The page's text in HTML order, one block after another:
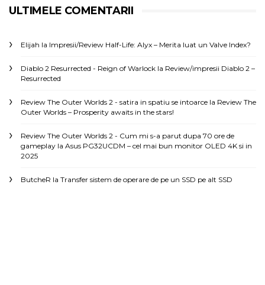
ULTIMELE COMENTARII
Elijah la Impresii/Review Half-Life: Alyx – Merita luat un Valve Index?
Diablo 2 Resurrected - Reign of Warlock la Review/impresii Diablo 2 –
Resurrected
Review The Outer Worlds 2 - satira in spatiu se intoarce la Review The
Outer Worlds – Prosperity awaits in the stars!
Review The Outer Worlds 2 - Cum mi s-a parut dupa 70 ore de
gameplay la Asus PG32UCDM – cel mai bun monitor OLED 4K si in
2025
ButcheR la Transfer sistem de operare de pe un SSD pe alt SSD